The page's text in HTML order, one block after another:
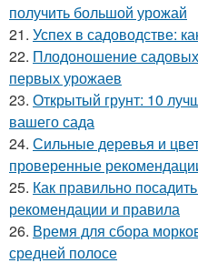
получить большой урожай
21. Успех в садоводстве:
22. Плодоношение садовых
первых урожаев
23. Открытый грунт: 10
вашего сада
24. Сильные деревья и
проверенные
25. Как правильно
рекомендации и правила
26. Время для сбора
средней полосе